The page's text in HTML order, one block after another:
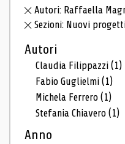
Autori: Raffaella
Sezioni: Nuovi
Autori
Claudia Filippazzi(1)
Fabio Guglielmi(1)
Michela Ferrero(1)
Stefania Chiavero(1)
Anno